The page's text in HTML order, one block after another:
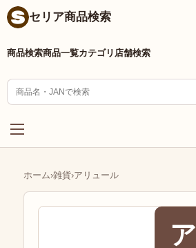
セリア商品検索
商品検索商品一覧カテゴリ 店舗検索
ホーム›雑貨›アリュール
ア